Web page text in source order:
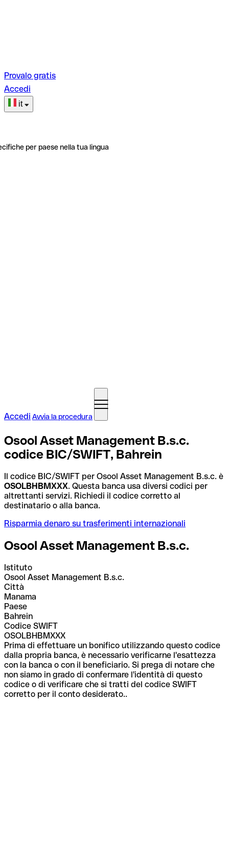
Provalo gratis
Accedi
it
per paese nella tua lingua
Accedi Avvia la procedura
Osool Asset Management B.s.c.
codice BIC/SWIFT, Bahrein
Il codice BIC/SWIFT per Osool Asset Management B.s.c. è
OSOLBHBMXXX. Questa banca usa diversi codici per
altrettanti servizi. Richiedi il codice corretto al
destinatario o alla banca.
Risparmia denaro su trasferimenti internazionali
Osool Asset Management B.s.c.
Istituto
Osool Asset Management B.s.c.
Città
Manama
Paese
Bahrein
Codice SWIFT
OSOLBHBMXXX
Prima di effettuare un bonifico utilizzando questo codice
dalla propria banca, è necessario verificarne l'esattezza
con la banca o con il beneficiario. Si prega di notare che
non siamo in grado di confermare l'identità di questo
codice o di verificare che si tratti del codice SWIFT
corretto per il conto desiderato..